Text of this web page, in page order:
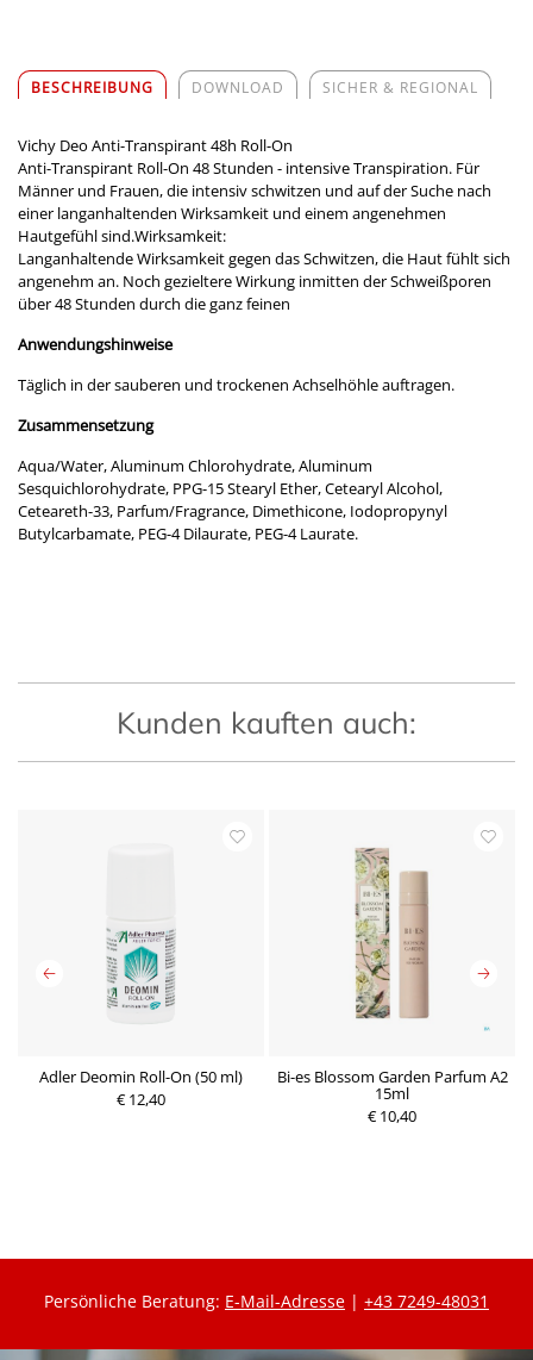
BESCHREIBUNG DOWNLOAD SICHER & REGIONAL
Vichy Deo Anti-Transpirant 48h Roll-On
Anti-Transpirant Roll-On 48 Stunden - intensive Transpiration. Für
Männer und Frauen, die intensiv schwitzen und auf der Suche nach
einer langanhaltenden Wirksamkeit und einem angenehmen
Hautgefühl sind.Wirksamkeit:
Langanhaltende Wirksamkeit gegen das Schwitzen, die Haut fühlt sich
angenehm an. Noch gezieltere Wirkung inmitten der Schweißporen
über 48 Stunden durch die ganz feinen
Anwendungshinweise
Täglich in der sauberen und trockenen Achselhöhle auftragen.
Zusammensetzung
Aqua/Water, Aluminum Chlorohydrate, Aluminum
Sesquichlorohydrate, PPG-15 Stearyl Ether, Cetearyl Alcohol,
Ceteareth-33, Parfum/Fragrance, Dimethicone, Iodopropynyl
Butylcarbamate, PEG-4 Dilaurate, PEG-4 Laurate.
Kunden kauften auch:
Adler Deomin Roll-On (50 ml)
€ 12,40
Bi-es Blossom Garden Parfum A2
15ml
€ 10,40
Persönliche Beratung: E-Mail-Adresse | +43 7249-48031